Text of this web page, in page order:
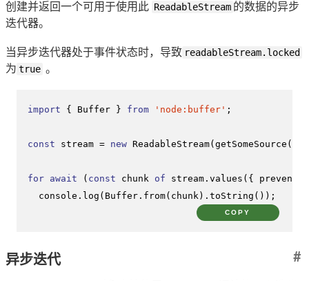
创建并返回一个可用于使用此 ReadableStream 的数据的异步
迭代器。
当异步迭代器处于事件状态时，导致 readableStream.locked
为 true 。
import { Buffer } from 'node:buffer' ;
const stream = new ReadableStream(getSomeSource ());
for await ( const chunk of stream. values ({
console . log ( Buffer . from(chunk). toString ());
COPY
异步迭代 #